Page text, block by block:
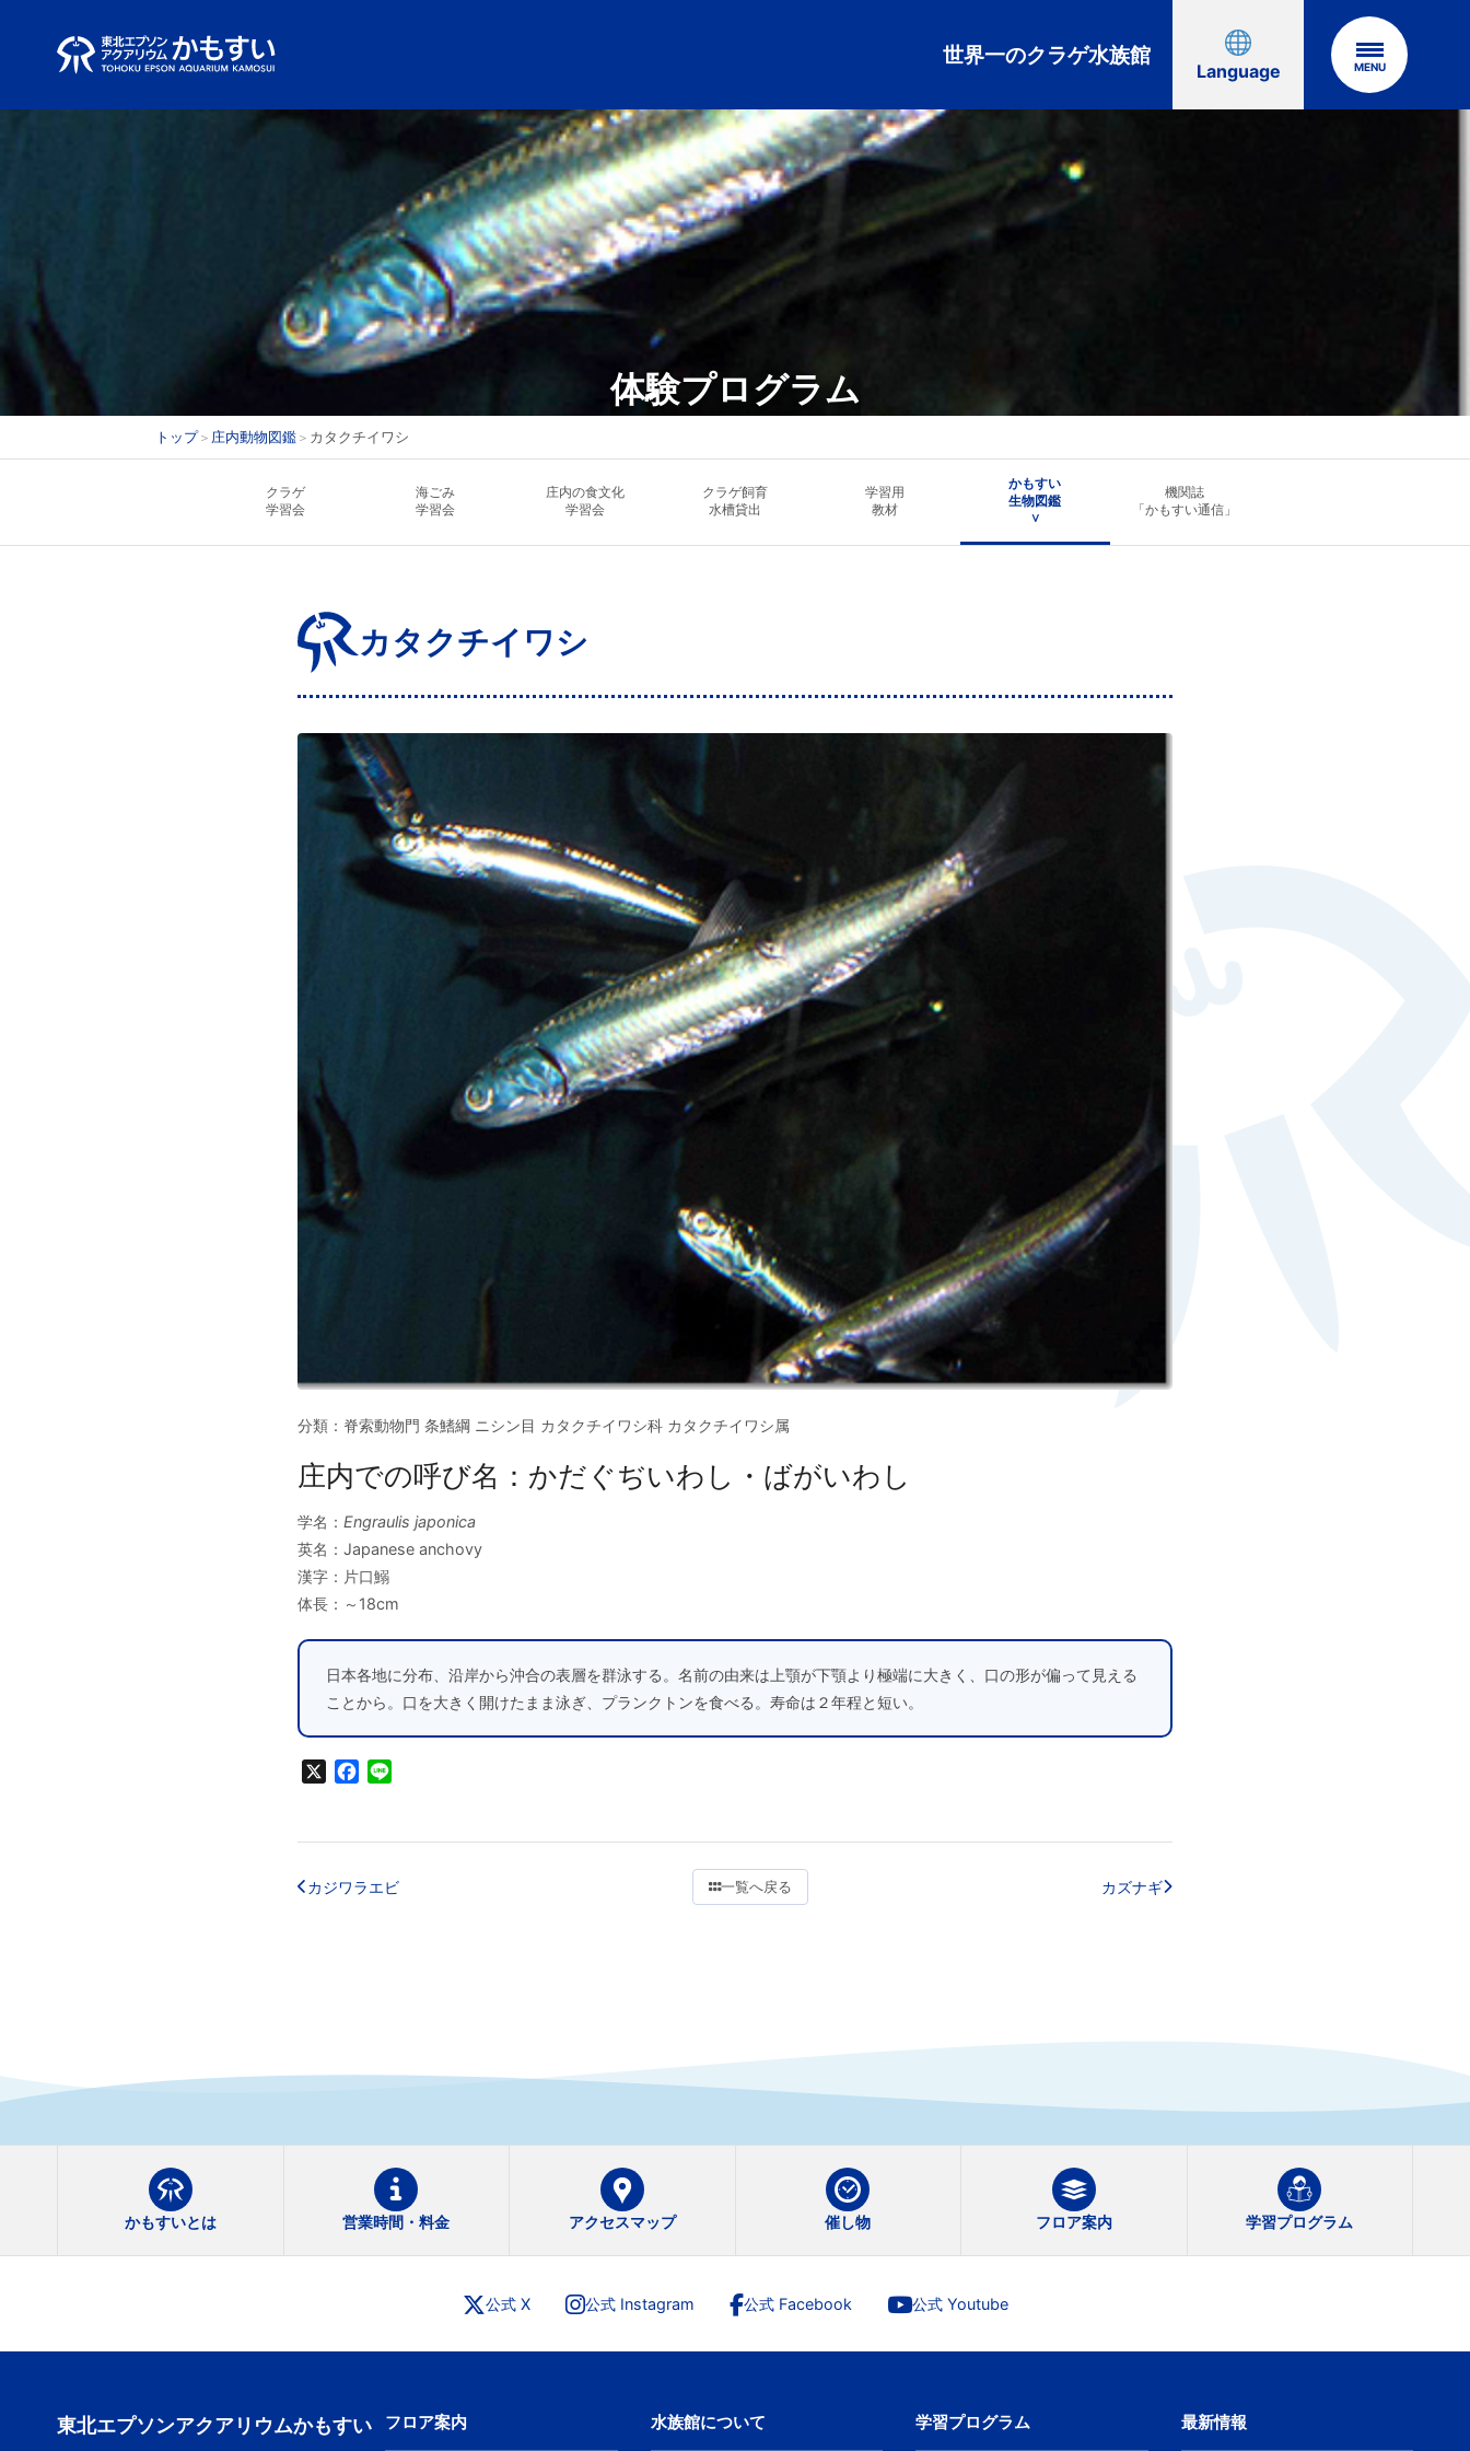
content
世界一のクラゲ水族館
Language MENU
体験プログラム
トップ＞ 庄内動物図鑑 ＞ カタクチイワシ
クラゲ
学習会
海ごみ
学習会
庄内の食文化
学習会
クラゲ飼育
水槽貸出
学習用
教材
かもすい
生物図鑑
機関誌
「かもすい通信」
カタクチイワシ
分類：脊索動物門 条鰭綱 ニシン目 カタクチイワシ科 カタクチイワシ属
庄内での呼び名：かだぐぢいわし・ばがいわし
学名： Engraulis japonica
英名：Japanese anchovy
漢字：片口鰯
体長：～18cm
日本各地に分布、沿岸から沖合の表層を群泳する。名前の由来は上顎が下顎より極端に大きく、口の形が偏って見える
ことから。口を大きく開けたまま泳ぎ、プランクトンを食べる。寿命は２年程と短い。
Facebook
カジワラエビ 一覧へ戻る カズナギ
かもすいとは 営業時間・料金 アクセスマップ 催し物 フロア案内 学習プログラム
公式 X 公式 Instagram 公式 Facebook 公式 Youtube
東北エプソンアクアリウムかもすい フロア案内 水族館について 学習プログラム 最新情報